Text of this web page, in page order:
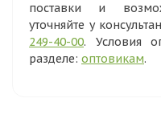
поставки и
уточняйте у
249-40-00. Условия
разделе: оптовикам.